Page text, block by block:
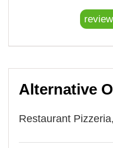
Alternative
Restaurant